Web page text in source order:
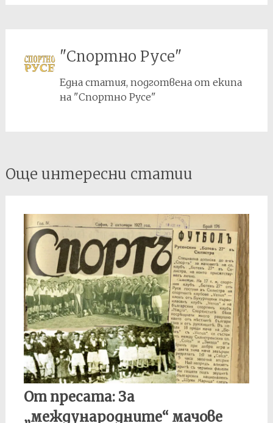
"Спортно Русе"
Една статия, подготвена от екипа
на "Спортно Русе"
Post
navigation
Още интересни статии
От пресата: За
„международните“ мачове